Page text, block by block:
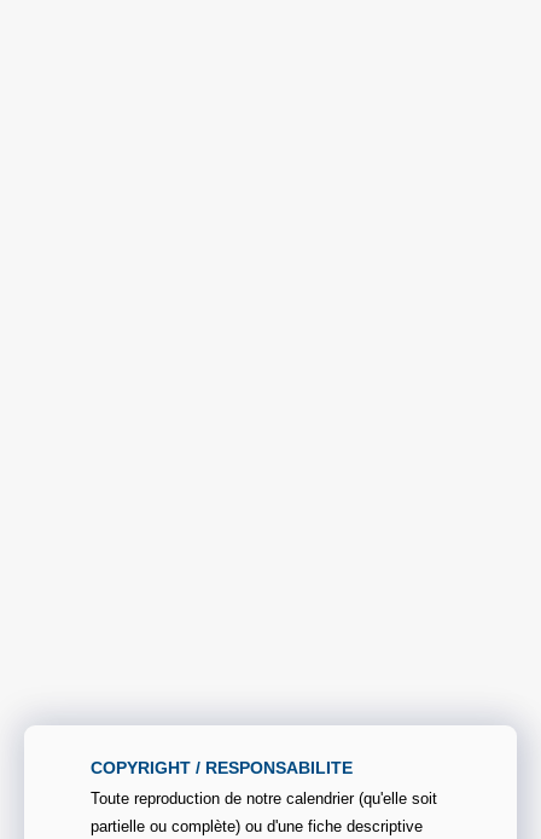
COPYRIGHT / RESPONSABILITE
Toute reproduction de notre calendrier (qu'elle soit
partielle ou complète) ou d'une fiche descriptive